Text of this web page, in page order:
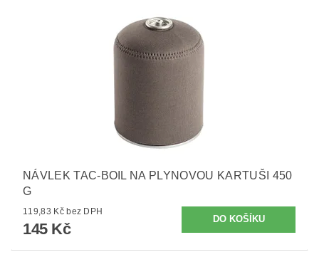
NÁVLEK TAC-BOIL NA PLYNOVOU KARTUŠI 450
G
119,83 Kč bez DPH
145 Kč